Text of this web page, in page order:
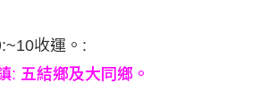
收運。:
: 五結鄉及大同鄉。